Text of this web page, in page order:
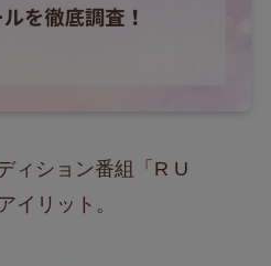
ィション番組「R U
イリット。